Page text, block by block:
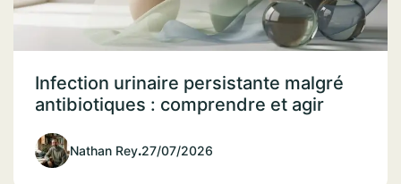
Infection urinaire persistante malgré
antibiotiques : comprendre et agir
Nathan Rey.27/07/2026